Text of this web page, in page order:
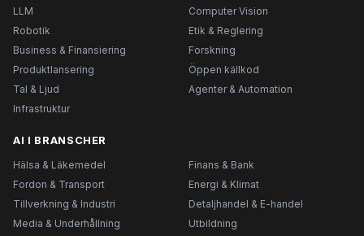
LLM
Computer Vision
Robotik
Etik & Reglering
Business & Finansiering
Forskning
Produktlansering
Öppen källkod
Tal & Ljud
Agenter & Automation
Infrastruktur
AI I BRANSCHER
Hälsa & Läkemedel
Finans & Bank
Fordon & Transport
Energi & Klimat
Tillverkning & Industri
Detaljhandel & E-handel
Media & Underhållning
Utbildning